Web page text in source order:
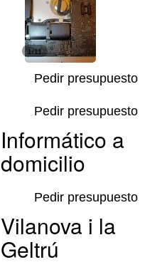
1/11
Pedir presupuesto
Pedir presupuesto
Pedir presupuesto
Informático a
domicilio
Vilanova i la
Geltrú